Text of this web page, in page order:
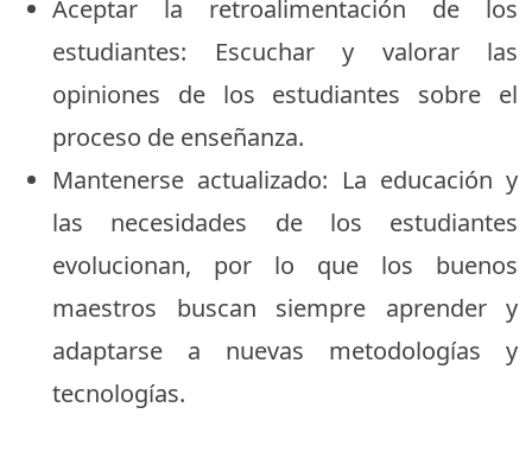
Aceptar la retroalimentación de los
estudiantes: Escuchar y valorar las
opiniones de los estudiantes sobre el
proceso de enseñanza.
Mantenerse actualizado: La educación y
las necesidades de los estudiantes
evolucionan, por lo que los buenos
maestros buscan siempre aprender y
adaptarse a nuevas metodologías y
tecnologías.